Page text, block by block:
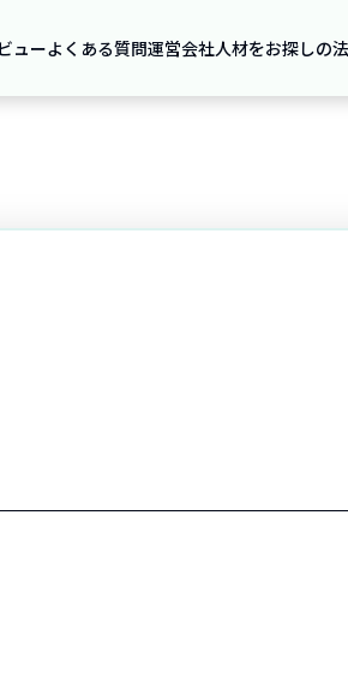
ューよくある質問運営会社人材をお探しの